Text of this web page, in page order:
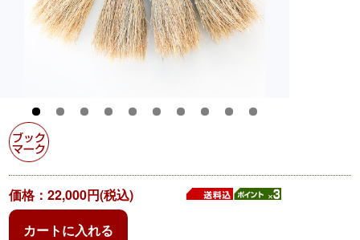
価格：22,000円(税込)
カートに入れる